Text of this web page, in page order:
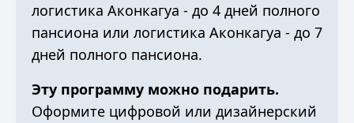
логистика Аконкагуа - до 4 дней полного
пансиона или логистика Аконкагуа - до 7
дней полного пансиона.
Эту программу можно подарить.
Оформите цифровой или дизайнерский